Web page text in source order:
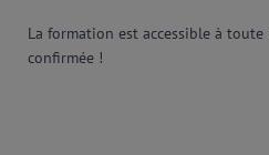
La formation est accessible à
confirmée !